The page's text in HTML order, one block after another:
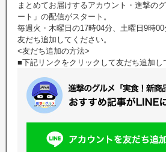
まとめてお届けするアカウント・進撃の
ート」の配信がスタート。
毎週火・木曜日の17時04分、土曜日9時
友だち追加してください。
<友だち追加の方法>
■下記リンクをクリックして友だち追加し